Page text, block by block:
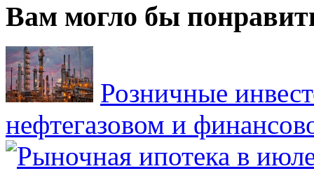
Вам могло бы
Розничные
нефтегазовом и